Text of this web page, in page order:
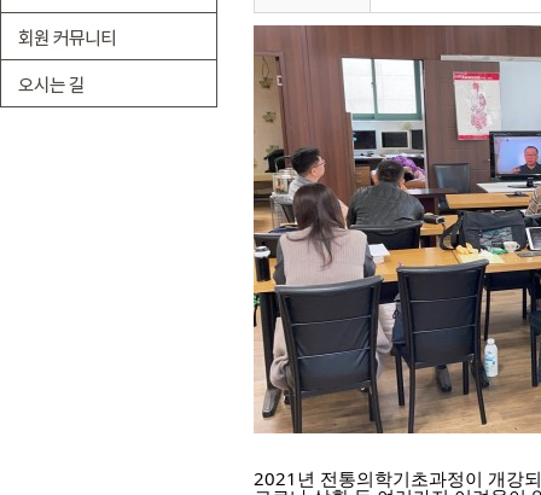
2021년 전통의학기초과정이 개강